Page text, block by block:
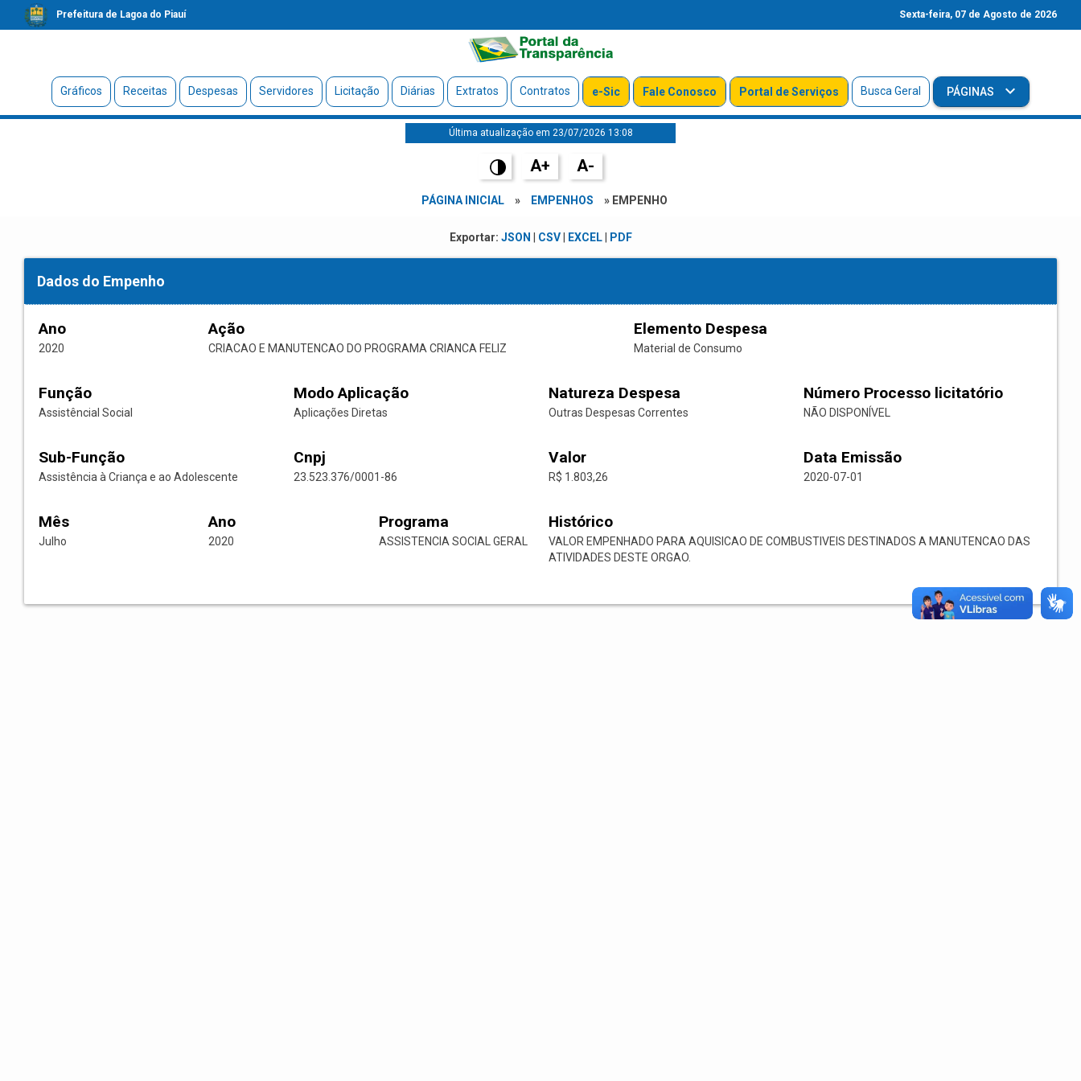
Prefeitura de Lagoa do Piauí Sexta-feira, 07 de Agosto de 2026
Gráficos Receitas Despesas Servidores Licitação Diárias Extratos Contratos e-Sic Fale Conosco Portal de Serviços Busca Geral PÁGINAS
Última atualização em 23/07/2026 13:08
A+ A-
PÁGINA INICIAL » EMPENHOS » EMPENHO
Exportar: JSON CSV| EXCEL| PDF
Dados do Empenho
Ano
2020
Ação
CRIACAO E MANUTENCAO DO PROGRAMA CRIANCA FELIZ
Elemento Despesa
Material de Consumo
Função
Assistêncial Social
Modo Aplicação
Aplicações Diretas
Natureza Despesa
Outras Despesas Correntes
Número Processo licitatório
NÃO DISPONÍVEL
Sub-Função
Assistência à Criança e ao Adolescente
Cnpj
23.523.376/0001-86
Valor
R$ 1.803,26
Data Emissão
2020-07-01
Mês
Julho
Ano
2020
Programa
ASSISTENCIA SOCIAL GERAL
Histórico
VALOR EMPENHADO PARA AQUISICAO DE COMBUSTIVEIS DESTINADOS A MANUTENCAO DAS
ATIVIDADES DESTE ORGAO.